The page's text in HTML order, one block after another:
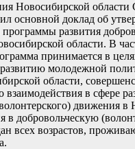
Новосибирской области
основной доклад об
развития
области. В
принимается в
молодежной
области,
взаимодействия в сфере
движения в
в добровольческую
всех возрастов,